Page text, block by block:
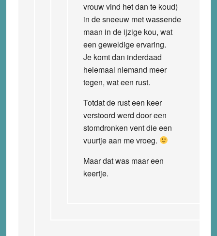
vrouw vind het dan te koud)
in de sneeuw met wassende
maan in de ijzige kou, wat
een geweldige ervaring.
Je komt dan inderdaad
helemaal niemand meer
tegen, wat een rust.
Totdat de rust een keer
verstoord werd door een
stomdronken vent die een
vuurtje aan me vroeg.
Maar dat was maar een
keertje.